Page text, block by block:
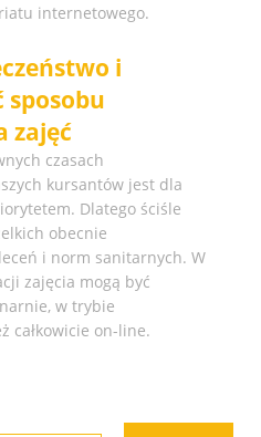
internetowego.
i
sposobu
zajęć
czasach
kursantów jest dla
Dlatego ściśle
obecnie
i norm sanitarnych. W
zajęcia mogą być
w trybie
całkowicie on-line.